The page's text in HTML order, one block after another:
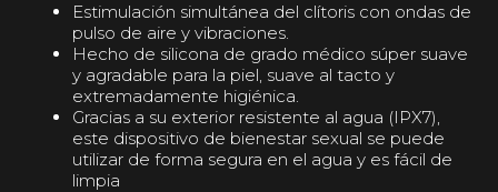
Estimulación simultánea del clítoris con ondas de
pulso de aire y vibraciones.
Hecho de silicona de grado médico súper suave
y agradable para la piel, suave al tacto y
extremadamente higiénica.
Gracias a su exterior resistente al agua (IPX7),
este dispositivo de bienestar sexual se puede
utilizar de forma segura en el agua y es fácil de
limpia